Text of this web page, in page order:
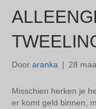
Door aranka | 28
Misschien herken je
er komt geld binnen,